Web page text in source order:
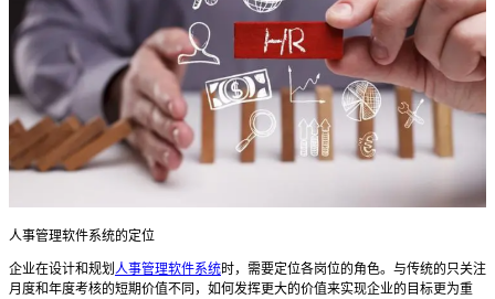
人事管理软件系统的定位
企业在设计和规划 人事管理软件系统时，需要定位各岗位的角色。与传统的只关注
月度和年度考核的短期价值不同，如何发挥更大的价值来实现企业的目标更为重